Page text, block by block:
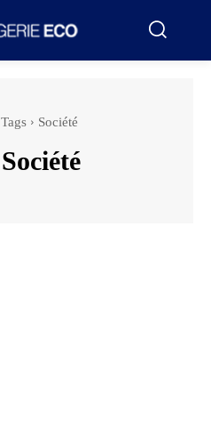
Tags Société
Société